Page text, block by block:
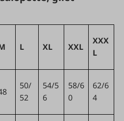
L XL XXL
XXX
L
50/
52
54/5
6
58/6
0
62/6
4